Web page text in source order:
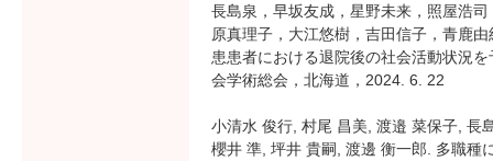
長島泉，早坂友成，星野未来，照屋浩
原真理子，大江悠樹，吉田信子，青鹿
患患者における退院後の社会活動状況
会学術総会，北海道，2024. 6. 22
小清水 俊行, 村尾 昌美, 渡邉 菜保子, 長
櫻井 準, 坪井 貴嗣, 渡邊 衡一郎. 多職種